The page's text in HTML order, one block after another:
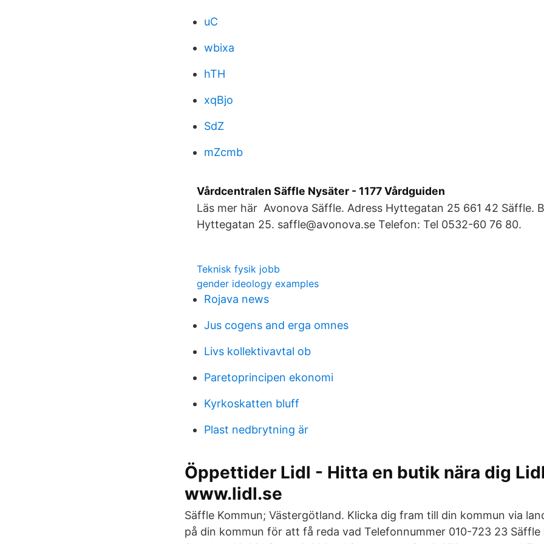
uC
wbixa
hTH
xqBjo
SdZ
mZcmb
Vårdcentralen Säffle Nysäter - 1177 Vårdguiden
Läs mer här Avonova Säffle. Adress Hyttegatan 25 661 42 Säffle.
Hyttegatan 25. saffle@avonova.se Telefon: Tel 0532-60 76 80.
Teknisk fysik jobb
gender ideology examples
Rojava news
Jus cogens and erga omnes
Livs kollektivavtal ob
Paretoprincipen ekonomi
Kyrkoskatten bluff
Plast nedbrytning är
Öppettider Lidl - Hitta en butik nära dig
www.lidl.se
Säffle Kommun; Västergötland. Klicka dig fram till din kommun via
på din kommun för att få reda vad Telefonnummer 010-723 23 Säffle